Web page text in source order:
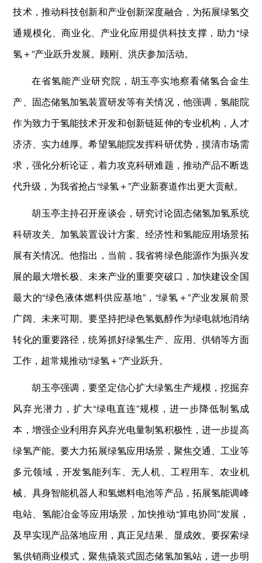
技术，推动科技创新和产业创新深度融合，为拓展绿氢交
通规模化、商业化、产业化应用提供科技支撑，助力“绿
氢＋”产业跃升发展。顾刚、洪庆参加活动。
在省氢能产业研究院，胡玉亭实地察看储氢合金生
产、固态储氢加氢装置研发等有关情况，他强调，氢能院
作为致力于氢能技术开发和创新链延伸的专业机构，人才
济济、实力雄厚。希望氢能院发挥科研优势，摸清市场需
求，强化分析论证，着力攻克科研难题，推动产品不断迭
代升级，为我省抢占“绿氢＋”产业新赛道作出更大贡献。
胡玉亭主持召开座谈会，研究讨论固态储氢加氢系统
科研攻关、加氢装置设计方案、经济性和氢能应用场景拓
展有关情况。他指出，当前，我省将绿色能源作为振兴发
展的最大增长极、未来产业的重要突破口，加快建设全国
最大的“绿色液体燃料供应基地”，“绿氢＋”产业发展前景
广阔、未来可期。要坚持把绿色氢氨醇作为绿电就地消纳
转化的重要路径，统筹抓好绿氢生产、应用、供销等方面
工作，超常规推动“绿氢＋”产业跃升。
胡玉亭强调，要坚定信心扩大绿氢生产规模，挖掘弃
风弃光潜力，扩大“绿电直连”规模，进一步降低制氢成
本，增强企业利用弃风弃光电量制氢积极性，进一步提高
绿氢产能。要大力拓展绿氢应用场景，聚焦交通、工业等
多元领域，开发氢能列车、无人机、工程用车、农业机
械、具身智能机器人和氢燃料电池等产品，拓展氢能调峰
电站、氢能冶金等应用场景，加快推动“算电协同”发展，
及早实现产品落地应用，真正见结果、显成效。要探索绿
氢供销商业模式，聚焦撬装式固态储氢加氢站，进一步明